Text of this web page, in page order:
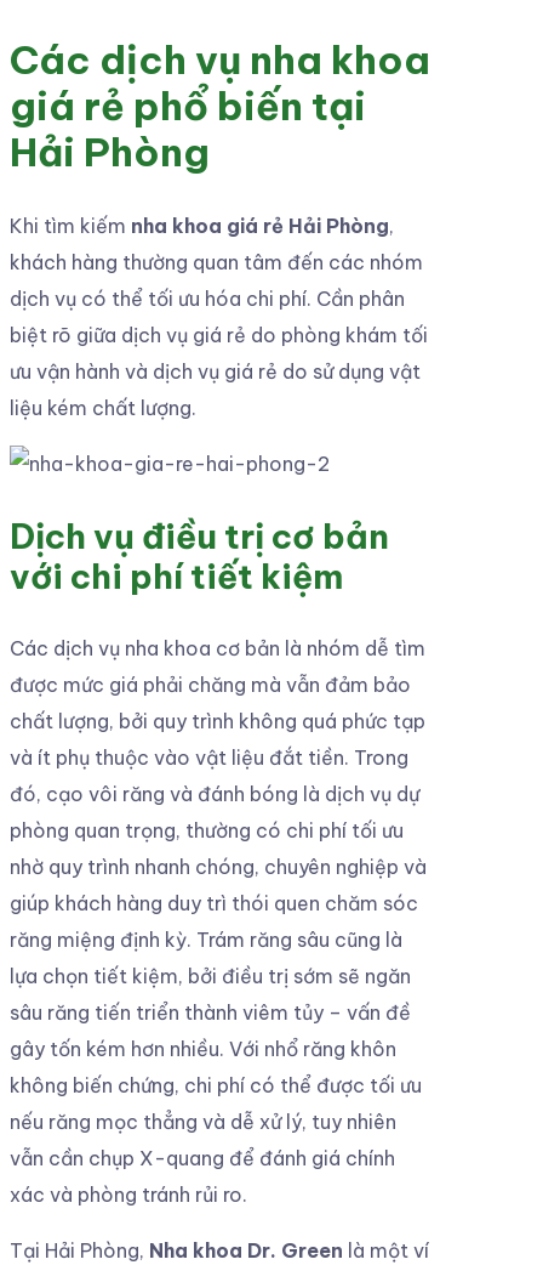
Các dịch vụ nha khoa
giá rẻ phổ biến tại
Hải Phòng
Khi tìm kiếm nha khoa giá rẻ Hải Phòng,
khách hàng thường quan tâm đến các nhóm
dịch vụ có thể tối ưu hóa chi phí. Cần phân
biệt rõ giữa dịch vụ giá rẻ do phòng khám tối
ưu vận hành và dịch vụ giá rẻ do sử dụng vật
liệu kém chất lượng.
Dịch vụ điều trị cơ bản
với chi phí tiết kiệm
Các dịch vụ nha khoa cơ bản là nhóm dễ tìm
được mức giá phải chăng mà vẫn đảm bảo
chất lượng, bởi quy trình không quá phức tạp
và ít phụ thuộc vào vật liệu đắt tiền. Trong
đó, cạo vôi răng và đánh bóng là dịch vụ dự
phòng quan trọng, thường có chi phí tối ưu
nhờ quy trình nhanh chóng, chuyên nghiệp và
giúp khách hàng duy trì thói quen chăm sóc
răng miệng định kỳ. Trám răng sâu cũng là
lựa chọn tiết kiệm, bởi điều trị sớm sẽ ngăn
sâu răng tiến triển thành viêm tủy – vấn đề
gây tốn kém hơn nhiều. Với nhổ răng khôn
không biến chứng, chi phí có thể được tối ưu
nếu răng mọc thẳng và dễ xử lý, tuy nhiên
vẫn cần chụp X-quang để đánh giá chính
xác và phòng tránh rủi ro.
Tại Hải Phòng, Nha khoa Dr. Green là một ví